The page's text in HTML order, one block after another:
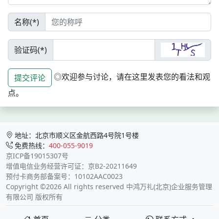
名称(*)
验证码(*)
提交评论
◎欢迎参与讨论，请在这里发表您的看法和观
点。
地址：北京市顺义区金航西路4号院1号楼
免费热线： 400-055-9019
京ICP备19015307号
增值电信业务经营许可证：京B2-20211649
预付卡商务部备案号：10102AAC0023
Copyright ©2026 All rights reserved 中鸿万礼(北京)企业服务管理
有限公司 版权所有